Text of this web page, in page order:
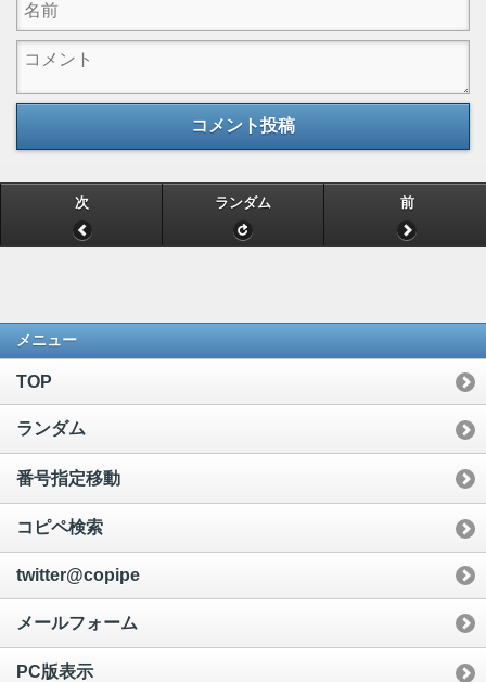
コメント投稿
次 ランダム 前
メニュー
TOP
ランダム
番号指定移動
コピペ検索
twitter@copipe
メールフォーム
PC版表示